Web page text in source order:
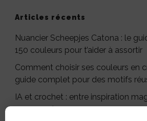
Articles récents
Nuancier Scheepjes Catona : le
150 couleurs pour t’aider à assortir
Comment choisir ses couleurs en
guide complet pour des motifs
IA et crochet : entre inspiration
mensongère